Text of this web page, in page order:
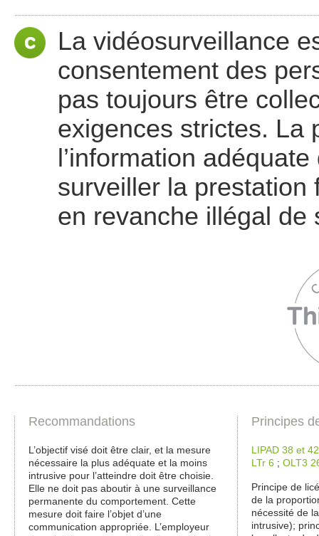
La vidéosurveillance
consentement des
pas toujours être
exigences strictes. La
l’information
surveiller la prestation
en revanche illégal de
Recommandations
L’objectif visé doit être clair, et la mesure
nécessaire la plus adéquate et la moins
intrusive pour l’atteindre doit être choisie.
Elle ne doit pas aboutir à une surveillance
permanente du comportement. Cette
mesure doit faire l’objet d’une
communication appropriée. L’employeur
Principes
LIPAD 38 et 42
LTr 6 ; OLT3
Principe de
de la
nécessité de
intrusive);